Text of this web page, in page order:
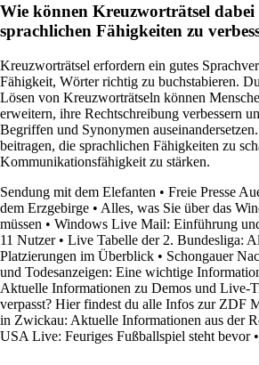
Wie können Kreuzworträtsel dabei
sprachlichen Fähigkeiten zu
Kreuzworträtsel erfordern ein gutes
Fähigkeit, Wörter richtig zu buchstabieren.
Lösen von Kreuzworträtseln können
erweitern, ihre Rechtschreibung verbessern
Begriffen und Synonymen
beitragen, die sprachlichen Fähigkeiten zu
Kommunikationsfähigkeit zu stärken.
Sendung mit dem Elefanten • Freie Presse
dem Erzgebirge • Alles, was Sie über das
müssen • Windows Live Mail: Einführung
11 Nutzer• Live Tabelle der 2. Bundesliga:
Platzierungen im Überblick • Schongauer
und Todesanzeigen: Eine wichtige
Aktuelle Informationen zu Demos und Live-
verpasst? Hier findest du alle Infos zur ZDF
in Zwickau: Aktuelle Informationen aus der
USA Live: Feuriges Fußballspiel steht bevor•